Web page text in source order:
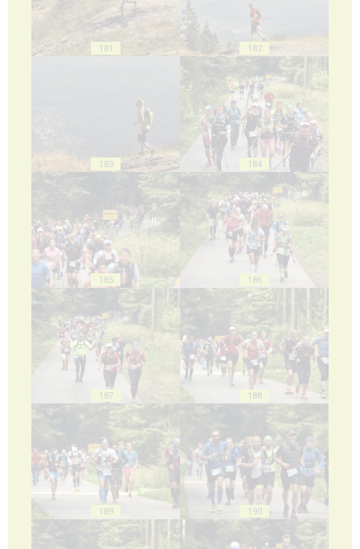
181 182
183 184
185 186
187 188
189 190